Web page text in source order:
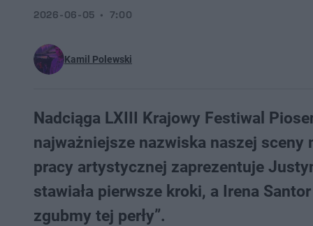
Kamil Polewski
2026-06-05 7:00
Nadciąga LXIII Krajowy Festiwal
najważniejsze nazwiska naszej
pracy artystycznej zaprezentuje
stawiała pierwsze kroki, a Irena
zgubmy tej perły”.